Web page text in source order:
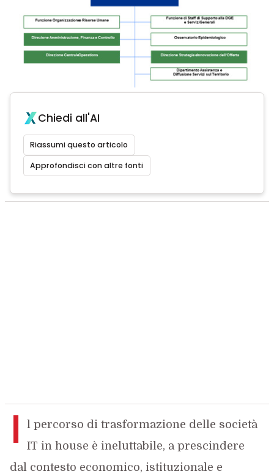
Chiedi all'AI
Riassumi questo articolo
Approfondisci con altre fonti
I
l percorso di trasformazione delle società
IT in house è ineluttabile, a prescindere
dal contesto economico, istituzionale e